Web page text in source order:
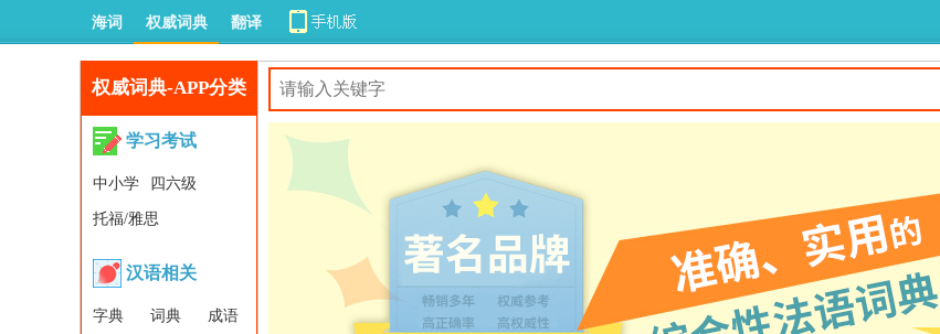
海词 权威词典 翻译
权威词典-APP分类
学习考试
中小学 四六级
托福/雅思
汉语相关
字典 词典 成语